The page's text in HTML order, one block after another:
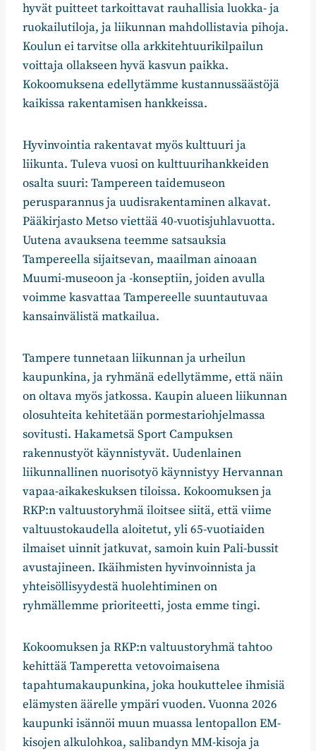
hyvät puitteet tarkoittavat rauhallisia luokka- ja
ruokailutiloja, ja liikunnan mahdollistavia pihoja.
Koulun ei tarvitse olla arkkitehtuurikilpailun
voittaja ollakseen hyvä kasvun paikka.
Kokoomuksena edellytämme kustannussäästöjä
kaikissa rakentamisen hankkeissa.
Hyvinvointia rakentavat myös kulttuuri ja
liikunta. Tuleva vuosi on kulttuurihankkeiden
osalta suuri: Tampereen taidemuseon
perusparannus ja uudisrakentaminen alkavat.
Pääkirjasto Metso viettää 40-vuotisjuhlavuotta.
Uutena avauksena teemme satsauksia
Tampereella sijaitsevan, maailman ainoaan
Muumi-museoon ja -konseptiin, joiden avulla
voimme kasvattaa Tampereelle suuntautuvaa
kansainvälistä matkailua.
Tampere tunnetaan liikunnan ja urheilun
kaupunkina, ja ryhmänä edellytämme, että näin
on oltava myös jatkossa. Kaupin alueen liikunnan
olosuhteita kehitetään pormestariohjelmassa
sovitusti. Hakametsä Sport Campuksen
rakennustyöt käynnistyvät. Uudenlainen
liikunnallinen nuorisotyö käynnistyy Hervannan
vapaa-aikakeskuksen tiloissa. Kokoomuksen ja
RKP:n valtuustoryhmä iloitsee siitä, että viime
valtuustokaudella aloitetut, yli 65-vuotiaiden
ilmaiset uinnit jatkuvat, samoin kuin Pali-bussit
avustajineen. Ikäihmisten hyvinvoinnista ja
yhteisöllisyydestä huolehtiminen on
ryhmällemme prioriteetti, josta emme tingi.
Kokoomuksen ja RKP:n valtuustoryhmä tahtoo
kehittää Tamperetta vetovoimaisena
tapahtumakaupunkina, joka houkuttelee ihmisiä
elämysten äärelle ympäri vuoden. Vuonna 2026
kaupunki isännöi muun muassa lentopallon EM-
kisojen alkulohkoa, salibandyn MM-kisoja ja